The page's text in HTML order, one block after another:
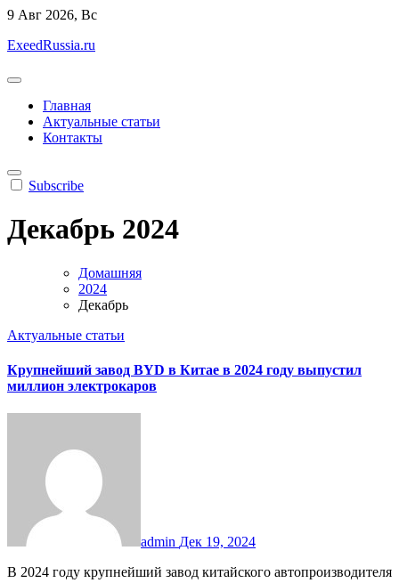
Перейти
содержанию
9 Авг 2026, Вс
ExeedRussia.ru
Главная
Актуальные статьи
Контакты
Subscribe
Декабрь 2024
Домашняя
2024
Декабрь
Актуальные статьи
Крупнейший завод BYD в Китае в 2024 году выпустил
миллион электрокаров
admin Дек 19, 2024
В 2024 году крупнейший завод китайского автопроизводителя